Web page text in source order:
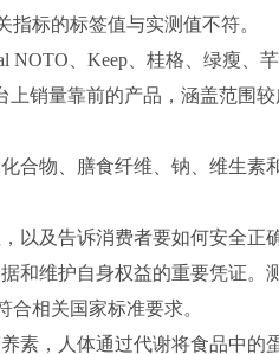
标的标签值与实测值不符。
、Keep、桂格、绿瘦、
销量靠前的产品，涵盖范围
物、膳食纤维、钠、维生素
及告诉消费者要如何安全正
和维护自身权益的重要凭证。
相关国家标准要求。
，人体通过代谢将食品中的